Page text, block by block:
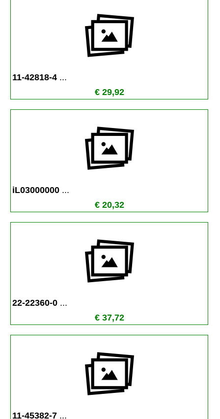
11-42818-4 ...
€ 29,92
iL03000000 ...
€ 20,32
22-22360-0 ...
€ 37,72
11-45382-7 ...